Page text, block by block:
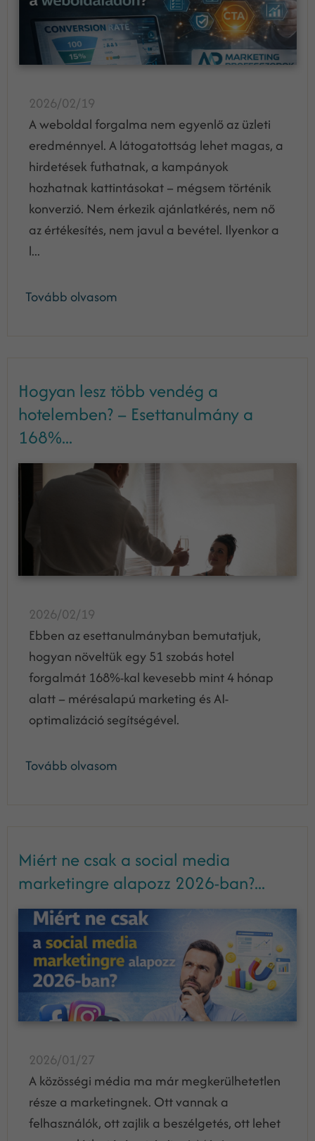
2026/02/19
A weboldal forgalma nem egyenlő az üzleti
eredménnyel. A látogatottság lehet magas, a
hirdetések futhatnak, a kampányok
hozhatnak kattintásokat – mégsem történik
konverzió. Nem érkezik ajánlatkérés, nem nő
az értékesítés, nem javul a bevétel. Ilyenkor a
l...
Tovább olvasom
Hogyan lesz több vendég a
hotelemben? – Esettanulmány a
168%...
2026/02/19
Ebben az esettanulmányban bemutatjuk,
hogyan növeltük egy 51 szobás hotel
forgalmát 168%-kal kevesebb mint 4 hónap
alatt – mérésalapú marketing és AI-
optimalizáció segítségével.
Tovább olvasom
Miért ne csak a social media
marketingre alapozz 2026-ban?...
2026/01/27
A közösségi média ma már megkerülhetetlen
része a marketingnek. Ott vannak a
felhasználók, ott zajlik a beszélgetés, ott lehet